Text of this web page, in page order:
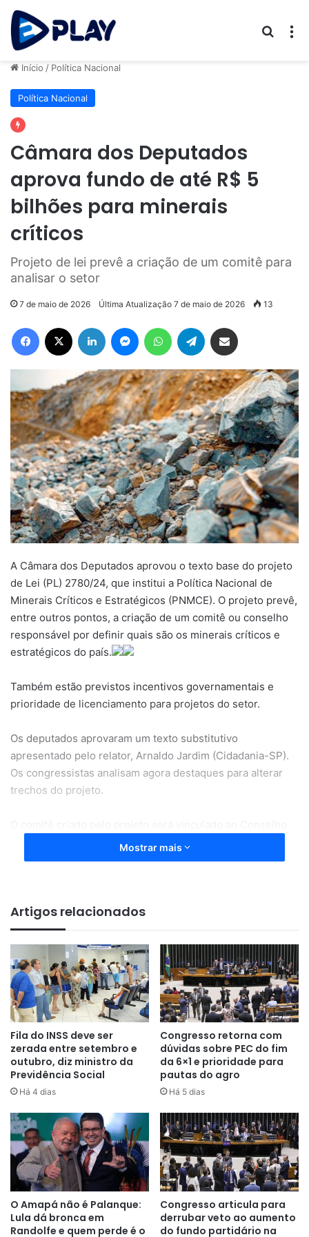
Início / Política Nacional
Política Nacional
Câmara dos Deputados
aprova fundo de até R$ 5
bilhões para minerais
críticos
Projeto de lei prevê a criação de um comitê para
analisar o setor
7 de maio de 2026 Última Atualização 7 de maio de 2026 13
Facebook Linkedin MessengerWhatsAppTelegram
A Câmara dos Deputados aprovou o texto base do projeto
de Lei (PL) 2780/24, que institui a Política Nacional de
Minerais Críticos e Estratégicos (PNMCE). O projeto prevê,
entre outros pontos, a criação de um comitê ou conselho
responsável por definir quais são os minerais críticos e
estratégicos do país.
Também estão previstos incentivos governamentais e
prioridade de licenciamento para projetos do setor.
Os deputados aprovaram um texto substitutivo
apresentado pelo relator, Arnaldo Jardim (Cidadania-SP).
Os congressistas analisam agora destaques para alterar
trechos do projeto.
Especial de Minerais Críticos e Estratégicos (CMCE), órgão
de assessoramento presidencial sobre a formulação de
Pela proposta, o comitê será responsável por analisar e
homologar a mudança de controle societário, direta ou
indireta, de mineradoras que atuam em áreas com
minerais críticos e estratégicos.
Fundo
A proposta aprovada cria um Fundo Garantidor da
Mostrar mais
Artigos relacionados
Fila do INSS deve ser
zerada entre setembro e
outubro, diz ministro da
Previdência Social
Há 4 dias
Congresso retorna com
dúvidas sobre PEC do fim
da 6×1 e prioridade para
pautas do agro
Há 5 dias
O Amapá não é Palanque:
Lula dá bronca em
Randolfe e quem perde é o
Congresso articula para
derrubar veto ao aumento
do fundo partidário na